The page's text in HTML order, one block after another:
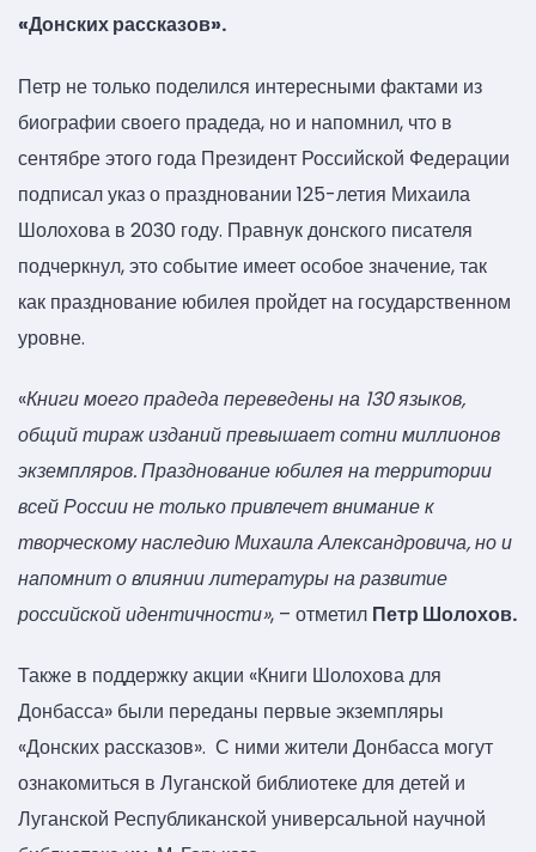
«Донских рассказов».
Петр не только поделился интересными фактами из
биографии своего прадеда, но и напомнил, что в
сентябре этого года Президент Российской Федерации
подписал указ о праздновании 125-летия Михаила
Шолохова в 2030 году. Правнук донского писателя
подчеркнул, это событие имеет особое значение, так
как празднование юбилея пройдет на государственном
уровне.
«Книгимоего прадеда переведены на 130 языков,
общий тираж изданий превышает сотни миллионов
экземпляров. Празднование юбилея на территории
всей России не только привлечет внимание к
творческому наследию Михаила Александровича, но и
напомнит о влиянии литературы на развитие
российской идентичности», – отметил Петр Шолохов.
Также в поддержку акции «Книги Шолохова для
Донбасса» были переданы первые экземпляры
«Донских рассказов». С ними жители Донбасса могут
ознакомиться в Луганской библиотеке для детей и
Луганской Республиканской универсальной научной